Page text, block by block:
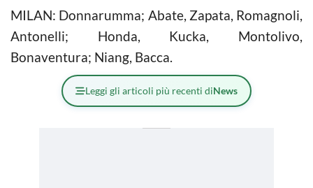
MILAN: Donnarumma; Abate, Zapata, Romagnoli,
Antonelli; Honda, Kucka, Montolivo,
Bonaventura; Niang, Bacca.
Leggi gli articoli più recenti diNews